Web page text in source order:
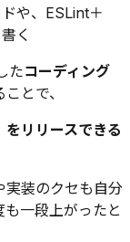
や、ESLint＋
く
たコーディング
とで、
リリースできる
実装のクセも自分
一段上がったと